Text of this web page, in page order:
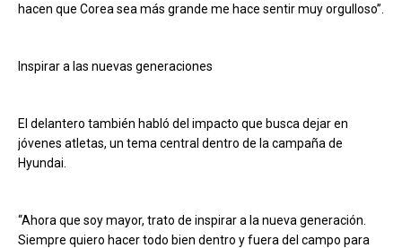
hacen que Corea sea más grande me hace sentir muy orgulloso”.
Inspirar a las nuevas generaciones
El delantero también habló del impacto que busca dejar en
jóvenes atletas, un tema central dentro de la campaña de
Hyundai.
“Ahora que soy mayor, trato de inspirar a la nueva generación.
Siempre quiero hacer todo bien dentro y fuera del campo para